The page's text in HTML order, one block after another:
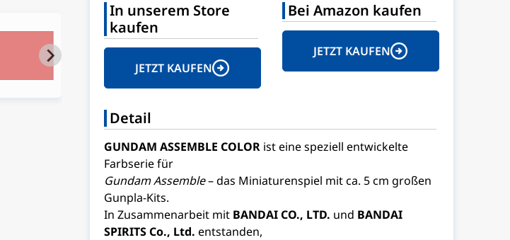
In unserem Store
kaufen
JETZT KAUFEN
Bei Amazon kaufen
JETZT KAUFEN
Detail
GUNDAM ASSEMBLE COLORist eine speziell entwickelte
Farbserie für
Gundam Assemble– das Miniaturenspiel mit ca. 5 cm großen
Gunpla-Kits.
In Zusammenarbeit mit BANDAI CO., LTD. und BANDAI
SPIRITS Co., Ltd. entstanden,